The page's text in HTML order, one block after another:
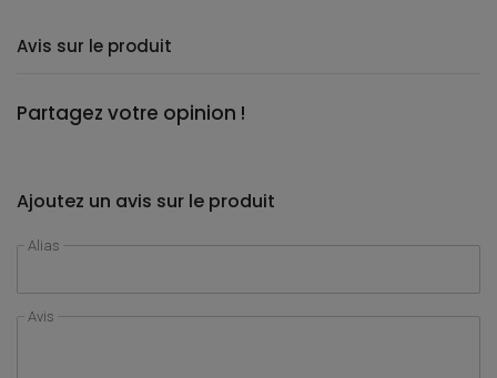
Avis sur le produit
Partagez votre opinion !
Ajoutez un avis sur le produit
Alias
Avis